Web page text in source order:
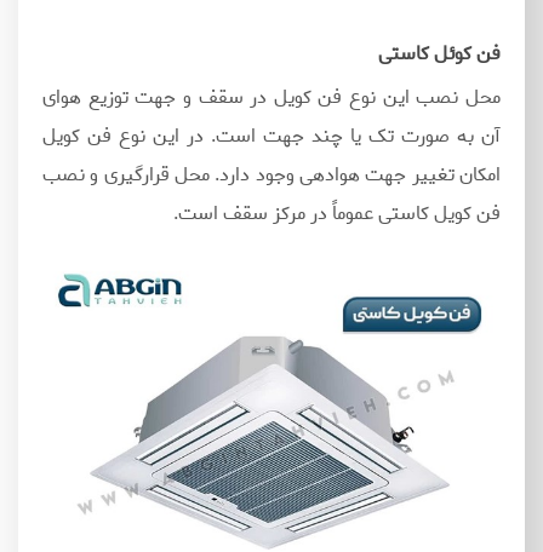
فن کوئل کاستی
محل نصب این نوع فن کویل در سقف و جهت توزیع هوای
آن به‌ صورت تک یا چند جهت است. در این نوع فن کویل
امکان تغییر جهت هوادهی وجود دارد. محل قرارگیری و نصب
فن کویل کاستی عموماً در مرکز سقف است.